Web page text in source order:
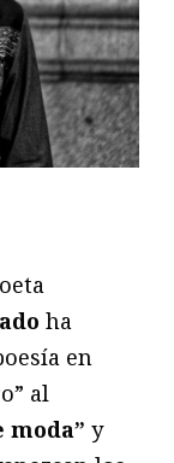
ha
en
al
moda” y